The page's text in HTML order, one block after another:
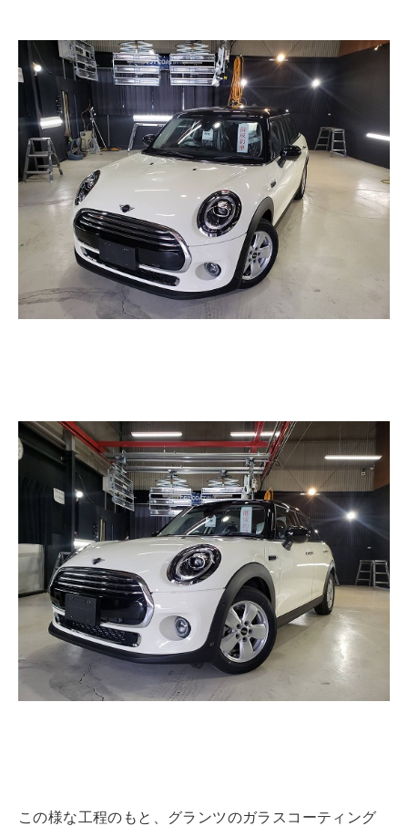
この様な工程のもと、グランツのガラスコーティング